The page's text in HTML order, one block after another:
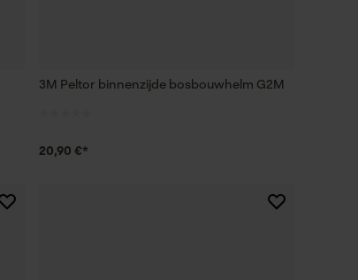
3M Peltor binnenzijde bosbouwhelm G2M
20,90 €*